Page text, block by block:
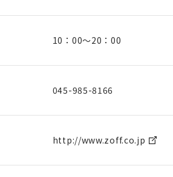
10：00～20：00
045-985-8166
http://www.zoff.co.jp